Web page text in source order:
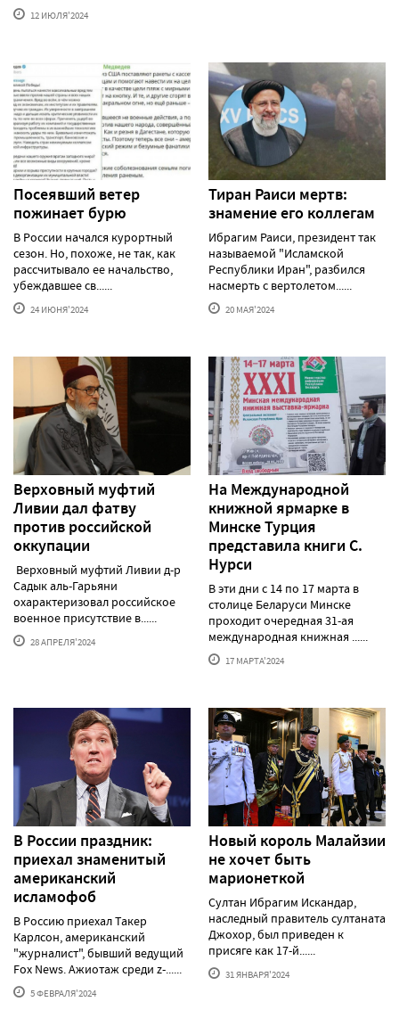
12 ИЮЛЯ'2024
Посеявший ветер
пожинает бурю
В России начался курортный
сезон. Но, похоже, не так, как
рассчитывало ее начальство,
убеждавшее св......
24 ИЮНЯ'2024
Тиран Раиси мертв:
знамение его коллегам
Ибрагим Раиси, президент так
называемой "Исламской
Республики Иран", разбился
насмерть с вертолетом......
20 МАЯ'2024
Верховный муфтий
Ливии дал фатву
против российской
оккупации
Верховный муфтий Ливии д-р
Садык аль-Гарьяни
охарактеризовал российское
военное присутствие в......
28 АПРЕЛЯ'2024
На Международной
книжной ярмарке в
Минске Турция
представила книги С.
Нурси
В эти дни с 14 по 17 марта в
столице Беларуси Минске
проходит очередная 31-ая
международная книжная ......
17 МАРТА'2024
В России праздник:
приехал знаменитый
американский
исламофоб
В Россию приехал Такер
Карлсон, американский
"журналист", бывший ведущий
Fox News. Ажиотаж среди z-......
5 ФЕВРАЛЯ'2024
Новый король Малайзии
не хочет быть
марионеткой
Султан Ибрагим Искандар,
наследный правитель султаната
Джохор, был приведен к
присяге как 17-й......
31 ЯНВАРЯ'2024